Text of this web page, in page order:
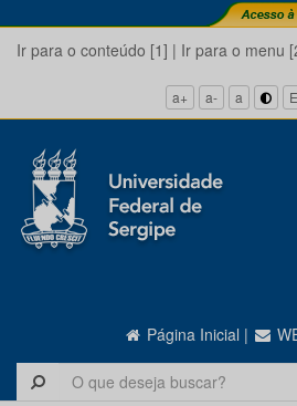
Ir para o conteúdo [1] | Ir para o menu
a+ a- a
Página Inicial |